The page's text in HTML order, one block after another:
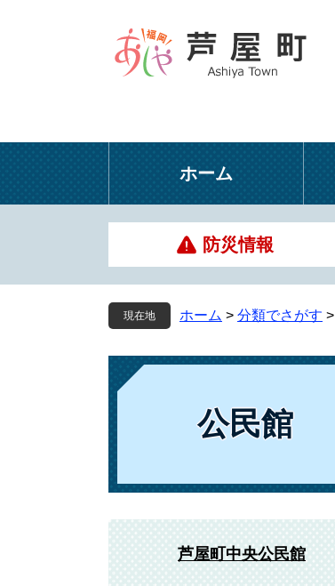
本
ホーム
防災情報
現在地 ホーム > 分類でさがす >
公民館
芦屋町中央公民館